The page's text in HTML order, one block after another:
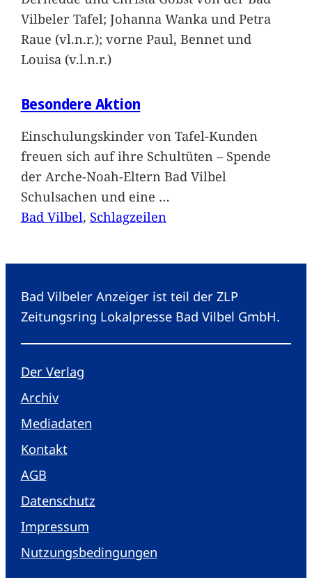
Vilbeler Tafel; Johanna Wanka und Petra
Raue (vl.n.r.); vorne Paul, Bennet und
Louisa (v.l.n.r.)
Besondere Aktion
Einschulungskinder von Tafel-Kunden
freuen sich auf ihre Schultüten – Spende
der Arche-Noah-Eltern Bad Vilbel
Schulsachen und eine …
Bad Vilbel, Schlagzeilen
Bad Vilbeler Anzeiger ist teil der ZLP
Zeitungsring Lokalpresse Bad Vilbel GmbH.
Der Verlag
Archiv
Mediadaten
Kontakt
AGB
Datenschutz
Impressum
Nutzungsbedingungen